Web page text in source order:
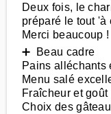
Deux fois, le
préparé le tout 'à
Merci beaucoup !
➕ Beau cadre
Pains alléchants
Menu salé
Fraîcheur et
Choix des